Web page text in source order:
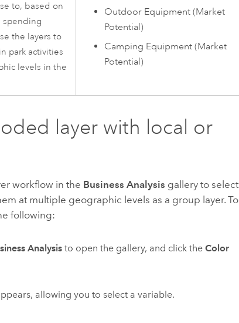
to, based on
spending
the layers to
park activities
levels in the
Outdoor Equipment (Market
Potential)
Camping Equipment (Market
Potential)
layer with local or
workflow in the Business Analysis gallery to select
at multiple geographic levels as a group layer. To
following:
Analysis to open the gallery, and click theColor
allowing you to select a variable.